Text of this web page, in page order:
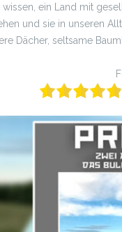
ein Land mit
und sie in unseren
Dächer, seltsame